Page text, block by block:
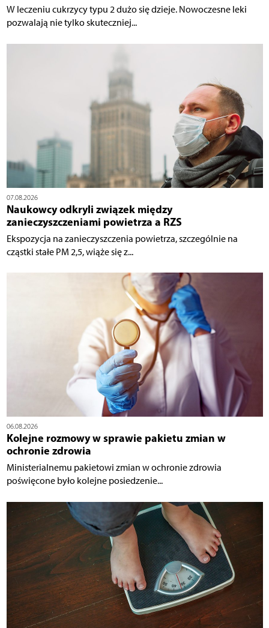
W leczeniu cukrzycy typu 2 dużo się dzieje. Nowoczesne leki
pozwalają nie tylko skuteczniej...
07.08.2026
Naukowcy odkryli związek między
zanieczyszczeniami powietrza a RZS
Ekspozycja na zanieczyszczenia powietrza, szczególnie na
cząstki stałe PM 2,5, wiąże się z...
06.08.2026
Kolejne rozmowy w sprawie pakietu zmian w
ochronie zdrowia
Ministerialnemu pakietowi zmian w ochronie zdrowia
poświęcone było kolejne posiedzenie...